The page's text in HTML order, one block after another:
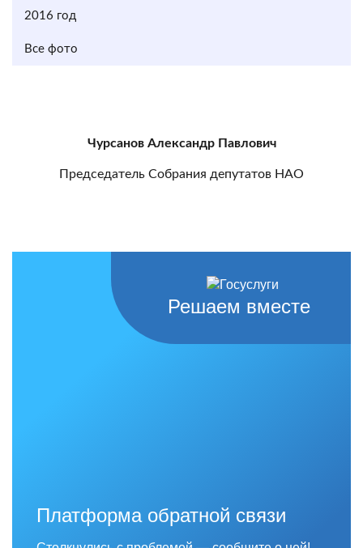
2016 год
Все фото
Чурсанов Александр Павлович
Председатель Собрания депутатов НАО
Решаем вместе
Платформа обратной связи